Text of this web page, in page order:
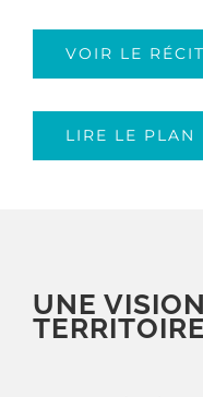
VOIR LE
LIRE LE PLAN
UNE
TERRITOIRE